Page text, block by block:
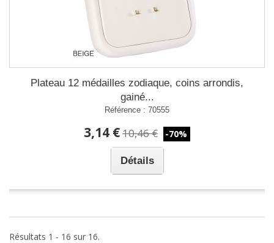
Plateau 12 médailles zodiaque, coins arrondis,
gainé...
Référence : 70555
3,14 €10,46 € -70%
Détails
Résultats 1 - 16 sur 16.